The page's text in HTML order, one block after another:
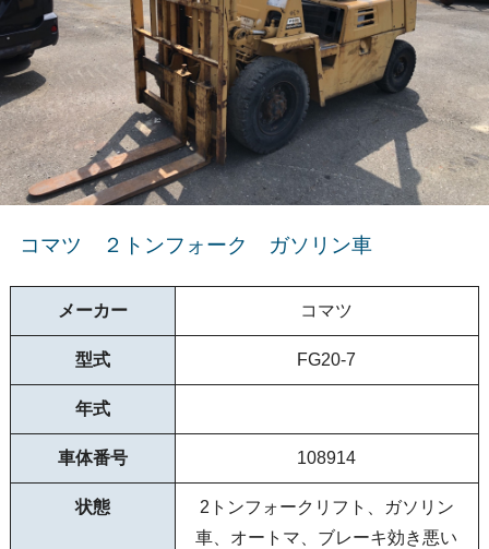
コマツ ２トンフォーク ガソリン車
メーカー コマツ
型式 FG20-7
年式
車体番号 108914
状態
2トンフォークリフト、ガソリン
車、オートマ、ブレーキ効き悪い